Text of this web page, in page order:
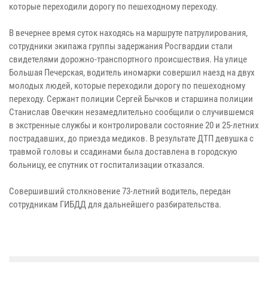
которые переходили дорогу по пешеходному переходу.
В вечернее время суток находясь на маршруте патрулирования,
сотрудники экипажа группы задержания Росгвардии стали
свидетелями дорожно-транспортного происшествия. На улице
Большая Печерская, водитель иномарки совершил наезд на двух
молодых людей, которые переходили дорогу по пешеходному
переходу. Сержант полиции Сергей Бычков и старшина полиции
Станислав Овечкин незамедлительно сообщили о случившемся
в экстренные службы и контролировали состояние 20 и 25-летних
пострадавших, до приезда медиков. В результате ДТП девушка с
травмой головы и ссадинами была доставлена в городскую
больницу, ее спутник от госпитализации отказался.
Совершивший столкновение 73-летний водитель, передан
сотрудникам ГИБДД для дальнейшего разбирательства.